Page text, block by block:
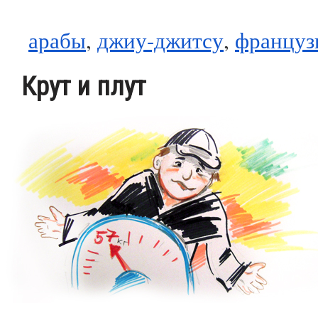
арабы, джиу-джитсу,
Крут и плут